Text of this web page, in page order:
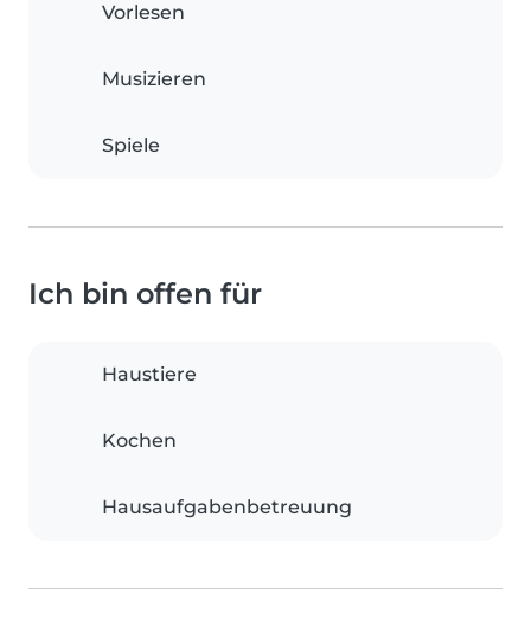
Vorlesen
Musizieren
Spiele
Ich bin offen für
Haustiere
Kochen
Hausaufgabenbetreuung